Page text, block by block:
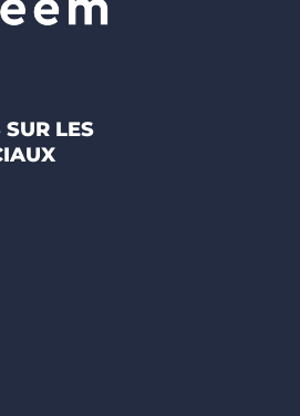
LES